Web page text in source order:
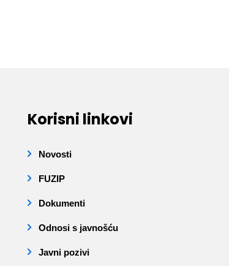
Korisni linkovi
Novosti
FUZIP
Dokumenti
Odnosi s javnošću
Javni pozivi